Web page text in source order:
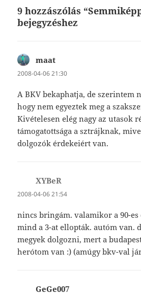
9 hozzászólás
bejegyzéshez
maat
2008-04-06 21:30
A BKV bekaphatja, de szerintem
hogy nem egyeztek meg a
Kivételesen elég nagy az utasok
támogatottsága a sztrájknak,
dolgozók érdekeiért van.
XYBeR
2008-04-06 21:54
nincs bringám. valamikor a 90-
mind a 3-at ellopták. autóm van.
megyek dolgozni, mert a
herótom van :) (amúgy bkv-val
GeGe007